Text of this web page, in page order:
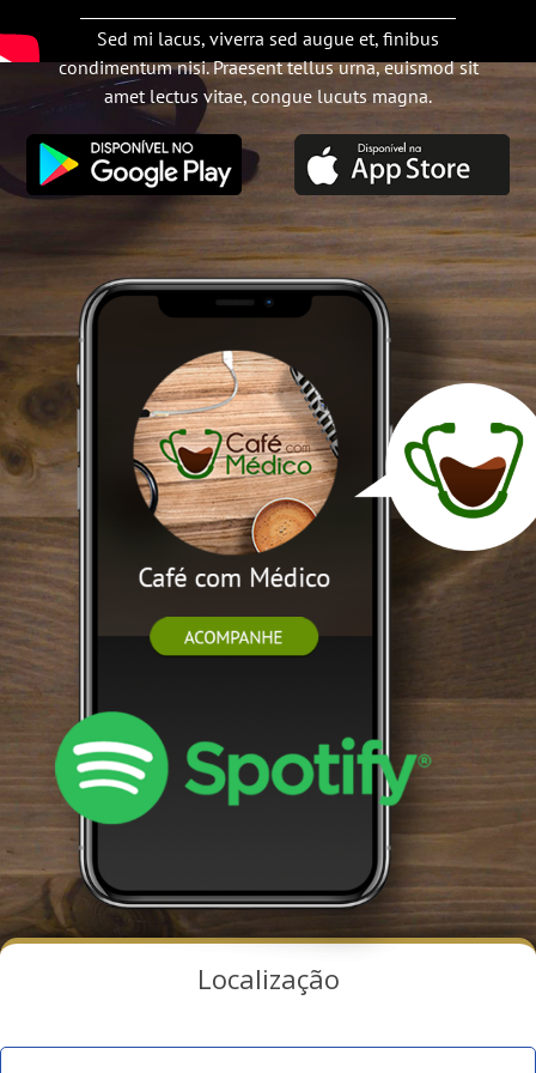
Sed mi lacus, viverra sed augue et, finibus
condimentum nisi. Praesent tellus urna, euismod sit
amet lectus vitae, congue lucuts magna.
Localização